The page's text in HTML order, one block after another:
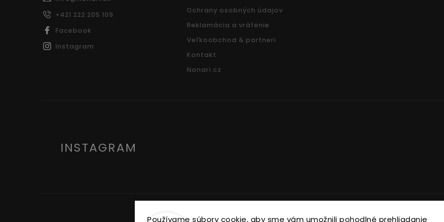
Používame súbory cookie, aby sme vám umožnili pohodlné prehliadanie
+421 222 205 109
Facebook
Instagram
Ochrany osobných údajov
Reklamácia a vrátenie
Veľkoobchod & partneri
Kontakt
Nonari.cz
INSTAGRAM
Copyright 2026 Nonari.sk . Všetky práva vyhradené.